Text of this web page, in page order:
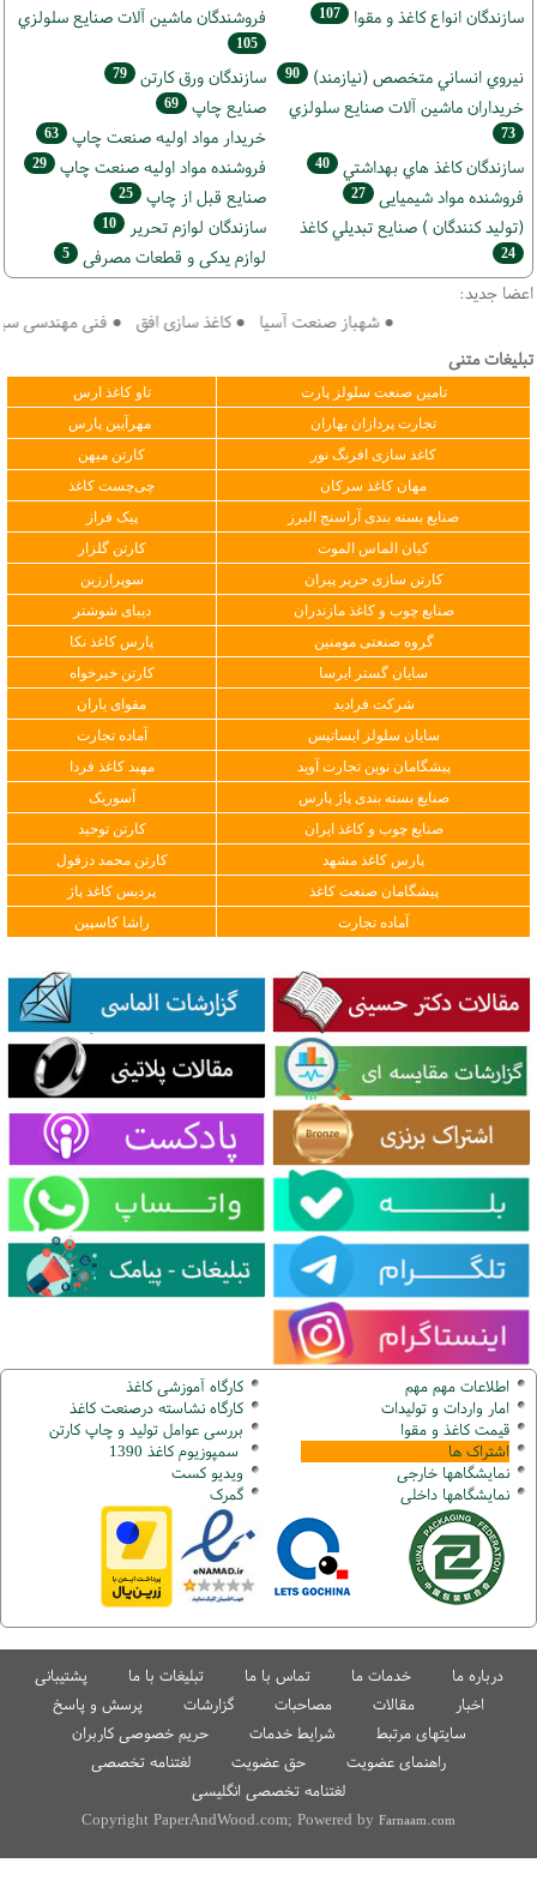
سازندگان انواع کاغذ و مقوا 107 فروشندگان ماشين آلات صنايع سلولزي
105
نيروي انساني متخصص (نیازمند) 90 سازندگان ورق كارتن 79
خریداران ماشين آلات صنايع سلولزي
73
صنايع چاپ 69
خريدار مواد اوليه صنعت چاپ 63
سازندگان كاغذ هاي بهداشتي 40 فروشنده مواد اوليه صنعت چاپ 29
فروشنده مواد شیمیایی 27 صنايع قبل از چاپ 25
(تولید كنندگان ) صنايع تبديلي كاغذ
24
سازندگان لوازم تحریر 10
لوازم یدکی و قطعات مصرفی 5
اعضا جدید:
● شهباز صنعت آسیا ● کاغذ سازی افق ● فنی مهندسی سپهر
تبلیغات متنی
تامین صنعت سلولز پارت
تاو کاغذ ارس
تجارت پردازان بهاران
مهرآیین پارس
کاغذ سازی افرنگ نور
کارتن میهن
مهان کاغذ سرکان
چی‌چست کاغذ
صنایع بسته بندی آراسنج البرز
پیک فراز
کیان الماس الموت
کارتن گلزار
کارتن سازی حریر پیران
سوپرارزین
صنایع چوب و کاغذ مازندران
دیبای شوشتر
گروه صنعتی مومنین
پارس کاغذ نکا
سایان گستر ایرسا
کارتن خیرخواه
شرکت فرادید
مقوای یاران
سایان سلولز ایساتیس
آماده تجارت
پیشگامان نوین تجارت آوید
مهبد کاغذ فردا
صنایع بسته بندی پاژ پارس
آسوریک
صنایع چوب و کاغذ ایران
کارتن توحید
پارس کاغذ مشهد
کارتن محمد دزفول
پیشگامان صنعت کاغذ
پردیس کاغذ پاژ
آماده تجارت
راشا کاسپین
اطلاعات مهم مهم
امار واردات و تولیدات
قیمت کاغذ و مقوا
اشتراک ها
نمایشگاهها خارجی
نمایشگاهها داخلی
کارگاه آموزشی کاغذ
کارگاه نشاسته درصنعت کاغذ
بررسی عوامل تولید و چاپ کارتن
سمپوزیوم کاغذ 1390
ویدیو کست
گمرک
درباره ما خدمات ما تماس با ما تبلیغات با ما
پشتیبانی
اخبار
مقالات مصاحبات گزارشات
پرسش و پاسخ
سایتهای مرتبط
شرایط خدمات
حریم خصوصی کاربران
راهنمای عضویت
حق عضویت
لغتنامه تخصصی
لغتنامه تخصصی انگلیسی
Copyright PaperAndWood.com; Powered by Farnaam.com